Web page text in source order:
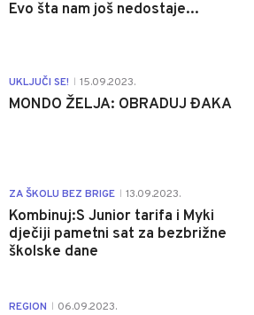
Evo šta nam još nedostaje...
UKLJUČI SE! 15.09.2023.
MONDO ŽELJA: OBRADUJ ĐAKA
ZA ŠKOLU BEZ BRIGE 13.09.2023.
Kombinuj:S Junior tarifa i Myki
dječiji pametni sat za bezbrižne
školske dane
REGION 06.09.2023.